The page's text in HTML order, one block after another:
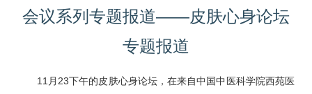
会议系列专题报道——皮肤心身论坛
专题报道
11月23下午的皮肤心身论坛，在来自中国中医科学院西苑医